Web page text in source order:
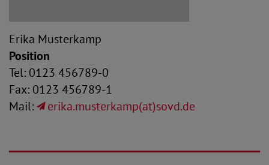
Erika Musterkamp
Position
Tel: 0123 456789-0
Fax: 0123 456789-1
Mail:
erika.musterkamp(at)sovd.de